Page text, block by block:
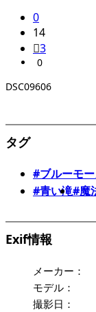
0
14
3
0
DSC09606
タグ
#ブルーモ
#青い滝#魔
Exif情報
メーカー：
モデル：
撮影日：